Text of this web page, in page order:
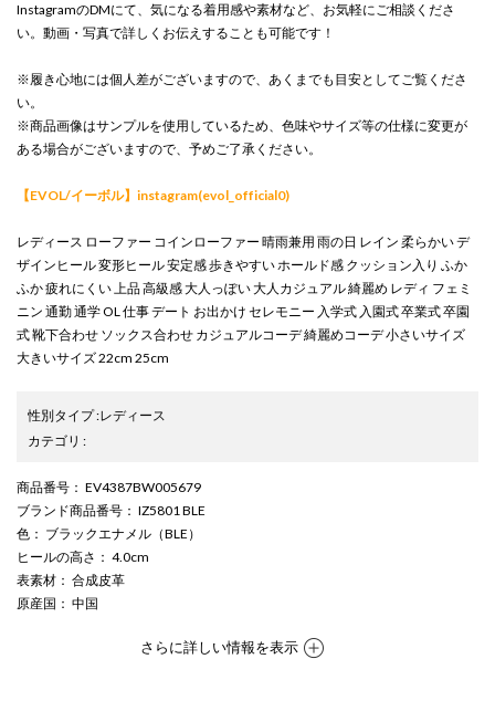
InstagramのDMにて、気になる着用感や素材など、お気軽にご相談くださ
い。動画・写真で詳しくお伝えすることも可能です！
※履き心地には個人差がございますので、あくまでも目安としてご覧くださ
い。
※商品画像はサンプルを使用しているため、色味やサイズ等の仕様に変更が
ある場合がございますので、予めご了承ください。
【EVOL/イーボル】instagram(evol_official0)
レディース ローファー コインローファー 晴雨兼用 雨の日 レイン 柔らかい デ
ザインヒール 変形ヒール 安定感 歩きやすい ホールド感 クッション入り ふか
ふか 疲れにくい 上品 高級感 大人っぽい 大人カジュアル 綺麗め レディ フェミ
ニン 通勤 通学 OL 仕事 デート お出かけ セレモニー 入学式 入園式 卒業式 卒園
式 靴下合わせ ソックス合わせ カジュアルコーデ 綺麗めコーデ 小さいサイズ
大きいサイズ 22cm 25cm
性別タイプ:レディース
カテゴリ :
商品番号 ： EV4387BW005679
ブランド商品番号 ： IZ5801 BLE
色 ： ブラックエナメル（BLE）
ヒールの高さ ： 4.0cm
表素材 ： 合成皮革
原産国 ： 中国
さらに詳しい情報を表示